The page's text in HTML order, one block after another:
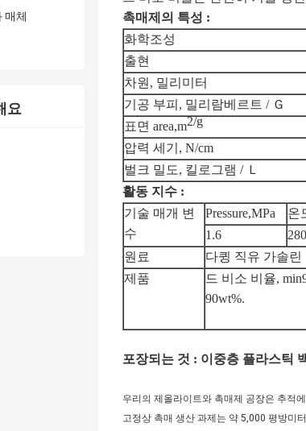
매체
요
촉매제의 특성 :
화학조성
출현
차원, 밀리미터
기공 부피, 밀리람베르트 / Ｇ
표면 area,m2/g
압력 세기, N/cm
벌크 밀도, 킬로그램 / Ｌ
활동 지수 :
기술 매개 변
수
Pressure,MPa 온
1.6
280
원료
다큉 직유 가솔린
제품
드 비소 비율,
90wt%.
포장되는 것 : 이중층 플라스틱
우리의 제올라이트와 촉매제 공장은 추적
고정상 촉매 생산 과제는 약 5,000 평방미